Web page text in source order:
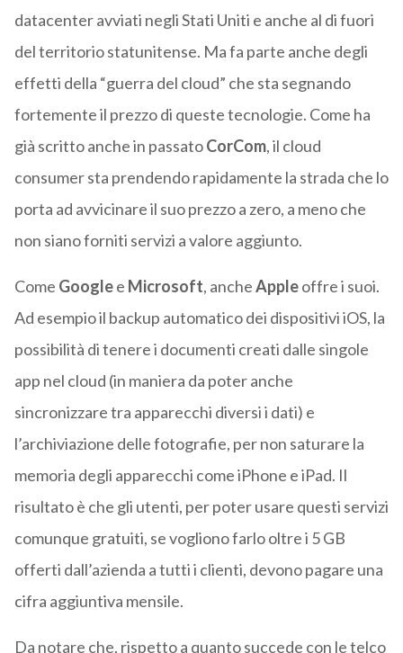
datacenter avviati negli Stati Uniti e anche al di fuori
del territorio statunitense. Ma fa parte anche degli
effetti della “guerra del cloud” che sta segnando
fortemente il prezzo di queste tecnologie. Come ha
già scritto anche in passatoCorCom, il cloud
consumer sta prendendo rapidamente la strada che lo
porta ad avvicinare il suo prezzo a zero, a meno che
non siano forniti servizi a valore aggiunto.
Come Googlee Microsoft, ancheAppleoffre i suoi.
Ad esempio il backup automatico dei dispositivi iOS, la
possibilità di tenere i documenti creati dalle singole
app nel cloud (in maniera da poter anche
sincronizzare tra apparecchi diversi i dati) e
l’archiviazione delle fotografie, per non saturare la
memoria degli apparecchi come iPhone e iPad. Il
risultato è che gli utenti, per poter usare questi servizi
comunque gratuiti, se vogliono farlo oltre i 5 GB
offerti dall’azienda a tutti i clienti, devono pagare una
cifra aggiuntiva mensile.
Da notare che, rispetto a quanto succede con le telco